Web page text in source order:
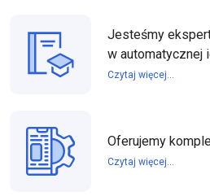
Jesteśmy
w automatycznej
Czytaj więcej...
Oferujemy
Czytaj więcej...